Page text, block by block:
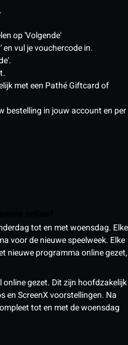
op 'Volgende'
vul je vouchercode in.
met een Pathé Giftcard of
bestelling in jouw account en per
tot en met woensdag. Elke
voor de nieuwe speelweek. Elke
nieuwe programma online gezet,
gezet. Dit zijn hoofdzakelijk
en ScreenX voorstellingen. Na
tot en met de woensdag